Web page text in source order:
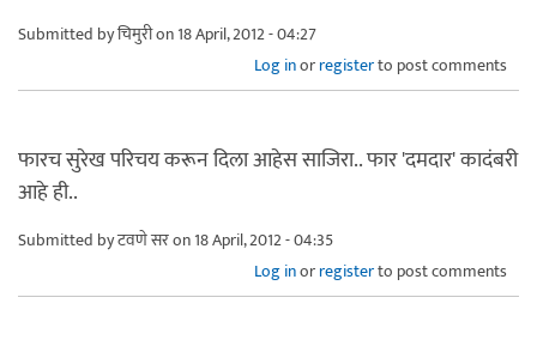
Submitted byचिमुरीon 18 April, 2012 - 04:27
Log inorregisterto post comments
फारच सुरेख परिचय करून दिला आहेस साजिरा.. फार 'दमदार' कादंबरी
आहे ही..
Submitted byटवणे सरon 18 April, 2012 - 04:35
Log inorregisterto post comments